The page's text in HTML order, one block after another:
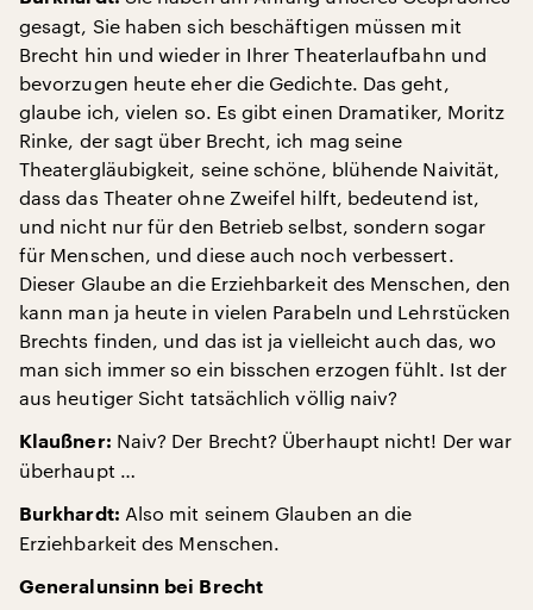
gesagt, Sie haben sich beschäftigen müssen mit
Brecht hin und wieder in Ihrer Theaterlaufbahn und
bevorzugen heute eher die Gedichte. Das geht,
glaube ich, vielen so. Es gibt einen Dramatiker, Moritz
Rinke, der sagt über Brecht, ich mag seine
Theatergläubigkeit, seine schöne, blühende Naivität,
dass das Theater ohne Zweifel hilft, bedeutend ist,
und nicht nur für den Betrieb selbst, sondern sogar
für Menschen, und diese auch noch verbessert.
Dieser Glaube an die Erziehbarkeit des Menschen, den
kann man ja heute in vielen Parabeln und Lehrstücken
Brechts finden, und das ist ja vielleicht auch das, wo
man sich immer so ein bisschen erzogen fühlt. Ist der
aus heutiger Sicht tatsächlich völlig naiv?
Klaußner: Naiv? Der Brecht? Überhaupt nicht! Der war
überhaupt …
Burkhardt: Also mit seinem Glauben an die
Erziehbarkeit des Menschen.
Generalunsinn bei Brecht